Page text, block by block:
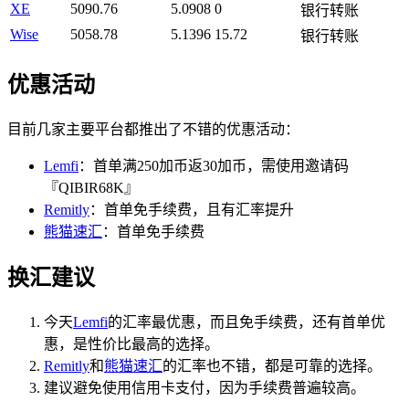
XE 5090.76 5.0908 0
银行转账
Wise
5058.78 5.1396 15.72 银行转账
优惠活动
目前几家主要平台都推出了不错的优惠活动：
Lemfi ：首单满250加币返30加币，需使用邀请码
『QIBIR68K』
Remitly：首单免手续费，且有汇率提升
熊猫速汇 ：首单免手续费
换汇建议
今天Lemfi的汇率最优惠，而且免手续费，还有首单优
惠，是性价比最高的选择。
Remitly和熊猫速汇的汇率也不错，都是可靠的选择。
建议避免使用信用卡支付，因为手续费普遍较高。